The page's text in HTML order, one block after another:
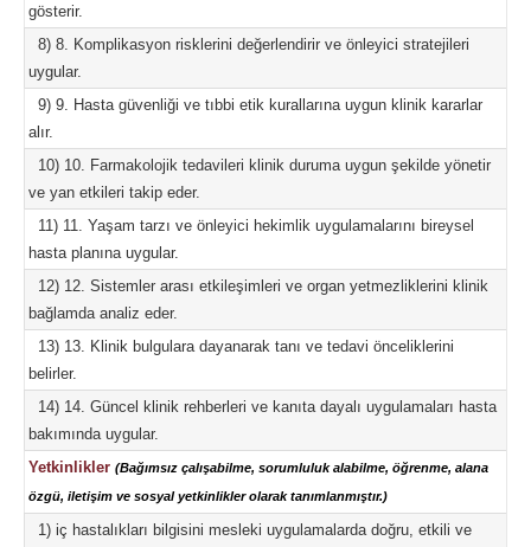
gösterir.
8) 8. Komplikasyon risklerini değerlendirir ve önleyici stratejileri
uygular.
9) 9. Hasta güvenliği ve tıbbi etik kurallarına uygun klinik kararlar
alır.
10) 10. Farmakolojik tedavileri klinik duruma uygun şekilde yönetir
ve yan etkileri takip eder.
11) 11. Yaşam tarzı ve önleyici hekimlik uygulamalarını bireysel
hasta planına uygular.
12) 12. Sistemler arası etkileşimleri ve organ yetmezliklerini klinik
bağlamda analiz eder.
13) 13. Klinik bulgulara dayanarak tanı ve tedavi önceliklerini
belirler.
14) 14. Güncel klinik rehberleri ve kanıta dayalı uygulamaları hasta
bakımında uygular.
Yetkinlikler (Bağımsız çalışabilme, sorumluluk alabilme, öğrenme, alana
özgü, iletişim ve sosyal yetkinlikler olarak tanımlanmıştır.)
1) iç hastalıkları bilgisini mesleki uygulamalarda doğru, etkili ve